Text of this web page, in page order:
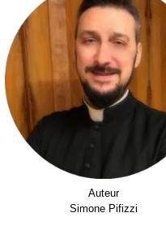
Auteur
Simone Pifizzi